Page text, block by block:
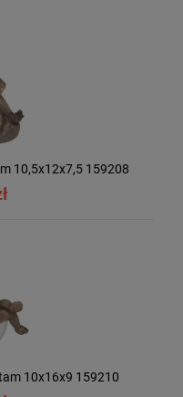
10,5x12x7,5 159208
10x16x9 159210